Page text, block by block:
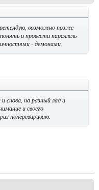
возможно позже
и провести параллель
- демонами.
снова, на разный лад и
и своего
поперевариваю.